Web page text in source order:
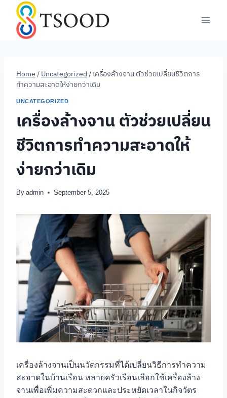
content
Home / Uncategorized / เครื่องล้างจาน ตัวช่วยเปลี่ยนชีวิตการ
ทำความสะอาดให้ง่ายกว่าเดิม
UNCATEGORIZED
เครื่องล้างจาน ตัวช่วยเปลี่ยน
ชีวิตการทำความสะอาดให้
ง่ายกว่าเดิม
By admin September 5, 2025
เครื่องล้างจานเป็นนวัตกรรมที่ได้เปลี่ยนวิธีการทำความ
สะอาดในบ้านเรือน หลายครัวเรือนเลือกใช้เครื่องล้าง
จานเพื่อเพิ่มความสะดวกและประหยัดเวลาในกิจวัตร